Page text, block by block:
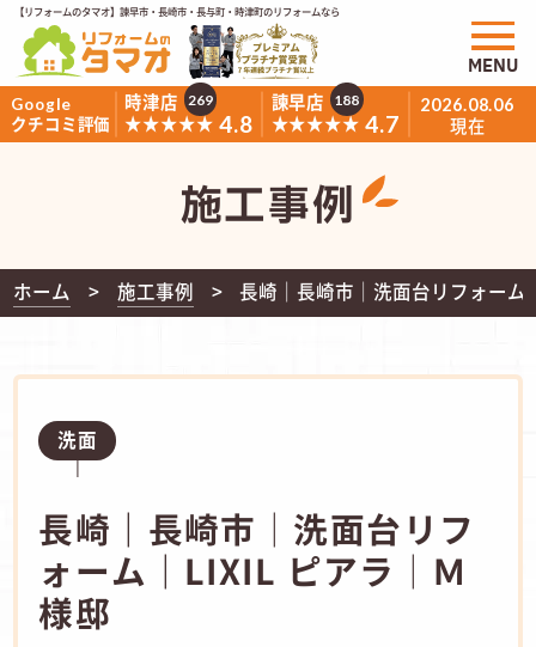
【リフォームのタマオ】諫早市・長崎市・長与町・時津町のリフォームなら
Google
クチコミ評価
時津店
★★★★★ 4.8
269
諫早店
★★★★★ 4.7
188 2026.08.06
現在
MENU
施工事例
ホーム 施工事例 長崎｜長崎市│洗面台リフォー
洗面
長崎｜長崎市│洗面台リフ
ォーム｜LIXIL ピアラ│Ｍ
様邸